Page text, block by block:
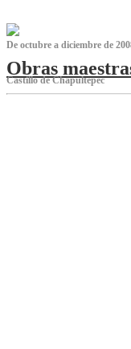
De octubre a diciembre de
Obras
Castillo de Chapultepec